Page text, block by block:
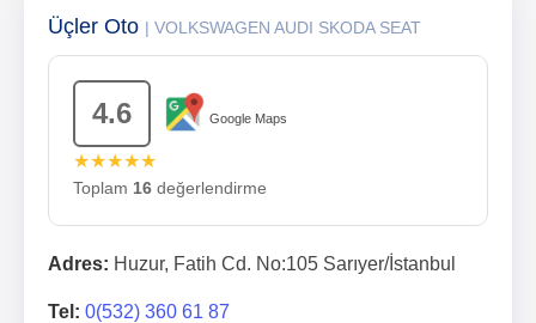
Üçler Oto | VOLKSWAGEN AUDI SKODA SEAT
4.6 Google Maps
★★★★★
Toplam 16 değerlendirme
Adres: Huzur, Fatih Cd. No:105 Sarıyer/İstanbul
Tel: 0(532) 360 61 87